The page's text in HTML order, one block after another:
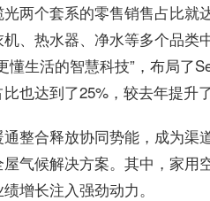
两个套系的零售销售占比
、热水器、净水等多个品类
懂生活的智慧科技”，布局了
也达到了25%，较去年提升
整合释放协同势能，成为渠
气候解决方案。其中，家
增长注入强劲动力。